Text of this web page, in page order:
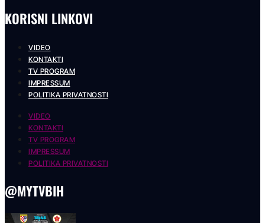
KORISNI LINKOVI
VIDEO
KONTAKTI
TV PROGRAM
IMPRESSUM
POLITIKA PRIVATNOSTI
VIDEO
KONTAKTI
TV PROGRAM
IMPRESSUM
POLITIKA PRIVATNOSTI
@MYTVBIH